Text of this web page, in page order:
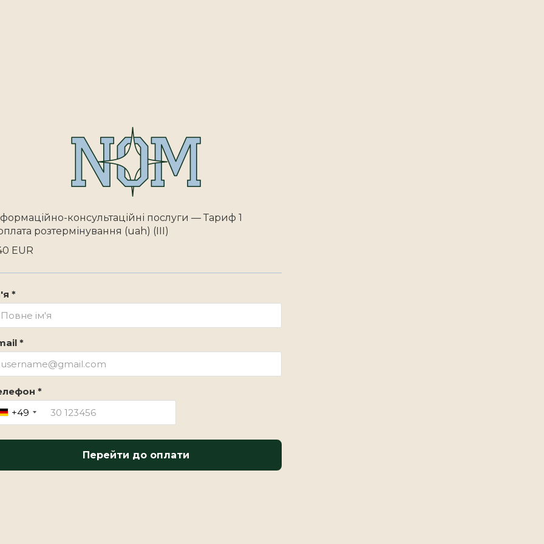
консультаційні послуги — Тариф 1
розтермінування (uah) (III)
EUR
*
*
*
+49
Перейти до оплати